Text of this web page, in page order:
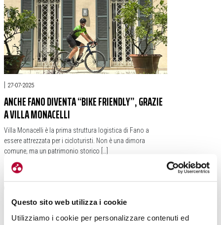
Questo sito web utilizza i cookie
Utilizziamo i cookie per personalizzare contenuti ed
| 27-07-2025
ANCHE FANO DIVENTA “BIKE FRIENDLY”, GRAZIE
A VILLA MONACELLI
Villa Monacelli è la prima struttura logistica di Fano a
essere attrezzata per i cicloturisti. Non è una dimora
comune, ma un patrimonio storico […]
#MARCHE